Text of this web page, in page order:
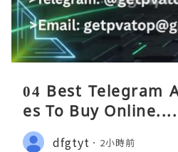
04 Best Telegram
es To Buy Online....
dfgtyt 2小時前